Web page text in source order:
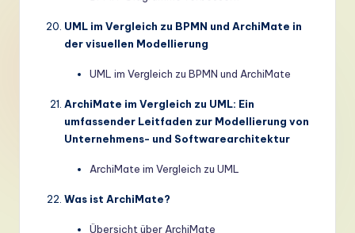
UML im Vergleich zu BPMN und ArchiMate in
der visuellen Modellierung
UML im Vergleich zu BPMN und ArchiMate
ArchiMate im Vergleich zu UML: Ein
umfassender Leitfaden zur Modellierung von
Unternehmens- und Softwarearchitektur
ArchiMate im Vergleich zu UML
Was ist ArchiMate?
Übersicht über ArchiMate